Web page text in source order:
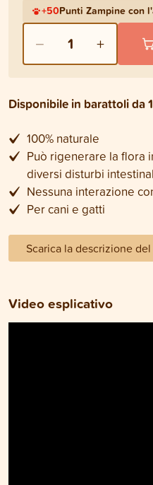
+50Punti Zampine con
− 1 +
Disponibile in barattoli da
100% naturale
Può rigenerare la flora
diversi disturbi
Nessuna interazione
Per cani e gatti
Scarica la descrizione
Video esplicativo